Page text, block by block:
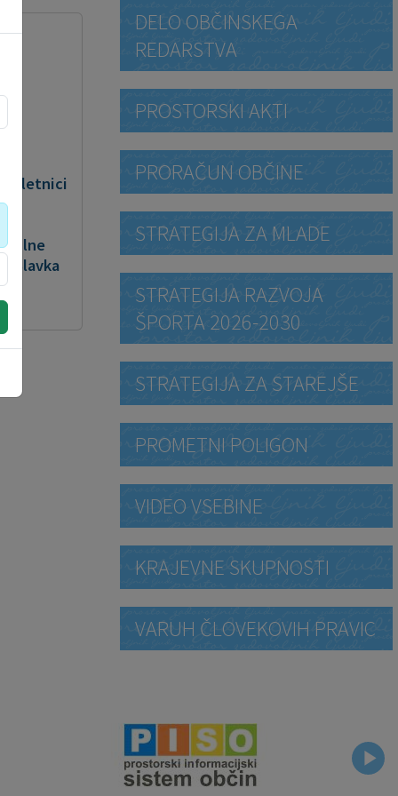
letnici
"Slavka
DELO OBČINSKEGA
REDARSTVA
PROSTORSKI AKTI
PRORAČUN OBČINE
STRATEGIJA ZA MLADE
STRATEGIJA RAZVOJA
ŠPORTA 2026-2030
STRATEGIJA ZA STAREJŠE
PROMETNI POLIGON
VIDEO VSEBINE
KRAJEVNE SKUPNOSTI
VARUH ČLOVEKOVIH PRAVIC